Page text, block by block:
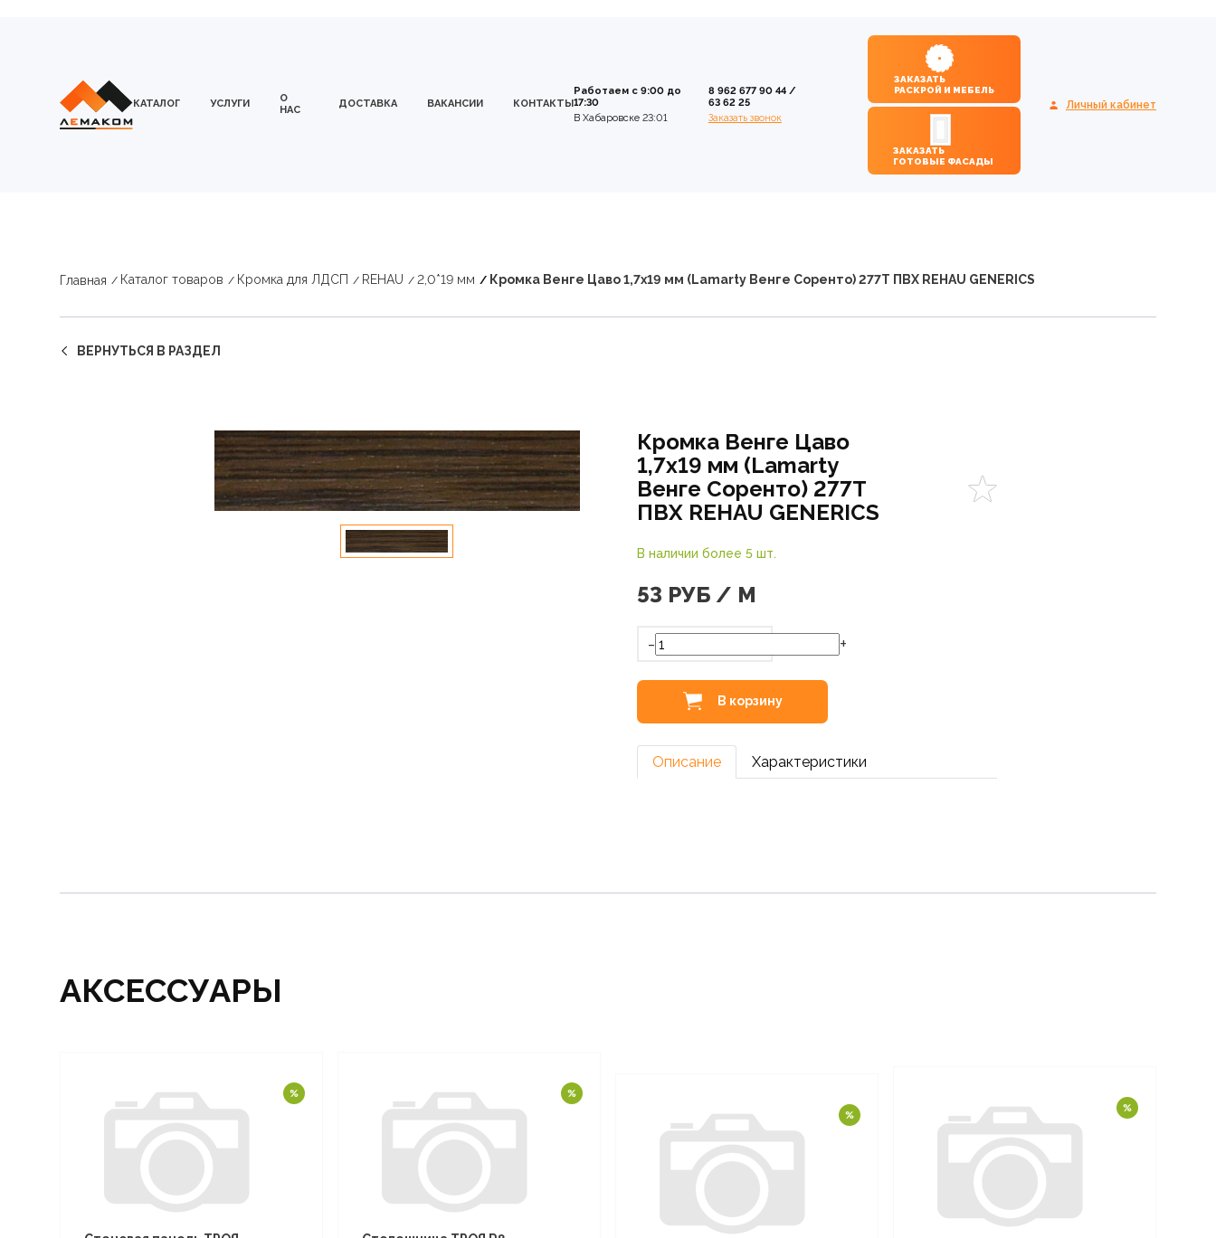
КАТАЛОГ УСЛУГИ
О
НАС
ДОСТАВКА ВАКАНСИИ КОНТАКТЫ
Работаем с 9:00 до
17:30
В Хабаровске 23:01
8 962 677 90 44/
63 62 25
Заказать звонок
ЗАКАЗАТЬ
РАСКРОЙ И МЕБЕЛЬ
ЗАКАЗАТЬ
ГОТОВЫЕ ФАСАДЫ
Личный кабинет
Главная Каталог товаров Кромка для ЛДСП REHAU 2,0*19 мм Кромка Венге Цаво 1,7х19 мм (Lamarty Венге Соренто) 277Т ПВХ REHAU GENERICS
ВЕРНУТЬСЯ В РАЗДЕЛ
Кромка Венге Цаво
1,7х19 мм (Lamarty
Венге Соренто) 277Т
ПВХ REHAU GENERICS
В наличии более 5 шт.
53 РУБ / М
- +
В корзину
Описание Характеристики
АКСЕССУАРЫ